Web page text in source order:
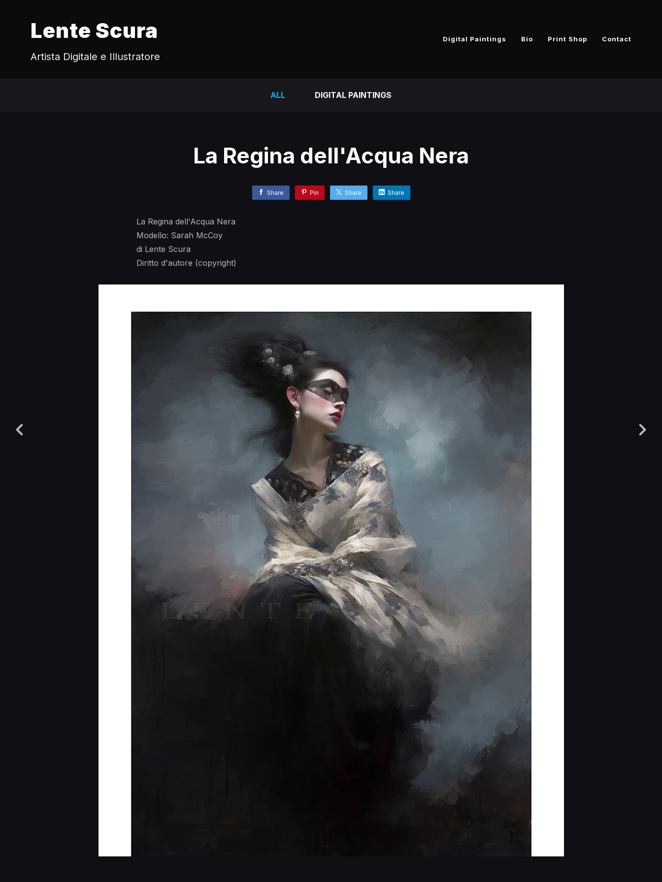
Lente Scura
Artista Digitale e Illustratore
Digital Paintings Bio Print Shop Contact
ALL DIGITAL PAINTINGS
La Regina dell'Acqua Nera
Share Pin Share Share
La Regina dell'Acqua Nera
Modello: Sarah McCoy
di Lente Scura
Diritto d'autore (copyright)